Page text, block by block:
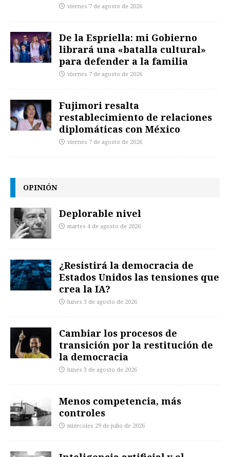
viernes 7 de agosto de 2026
De la Espriella: mi Gobierno
librará una «batalla cultural»
para defender a la familia
viernes 7 de agosto de 2026
Fujimori resalta
restablecimiento de relaciones
diplomáticas con México
viernes 7 de agosto de 2026
OPINIÓN
Deplorable nivel
martes 4 de agosto de 2026
¿Resistirá la democracia de
Estados Unidos las tensiones que
crea la IA?
lunes 3 de agosto de 2026
Cambiar los procesos de
transición por la restitución de
la democracia
lunes 3 de agosto de 2026
Menos competencia, más
controles
miércoles 29 de julio de 2026